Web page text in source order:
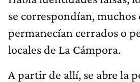
se correspondían, muchos
permanecían cerrados o
locales de La Cámpora.
A partir de allí, se abre la